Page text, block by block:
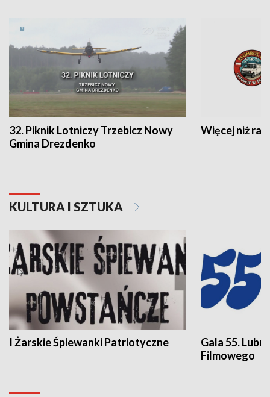
32. Piknik Lotniczy Trzebicz Nowy
Gmina Drezdenko
Więcej niż rajd
KULTURA I SZTUKA
I Żarskie Śpiewanki Patriotyczne
Gala 55.
Filmowego